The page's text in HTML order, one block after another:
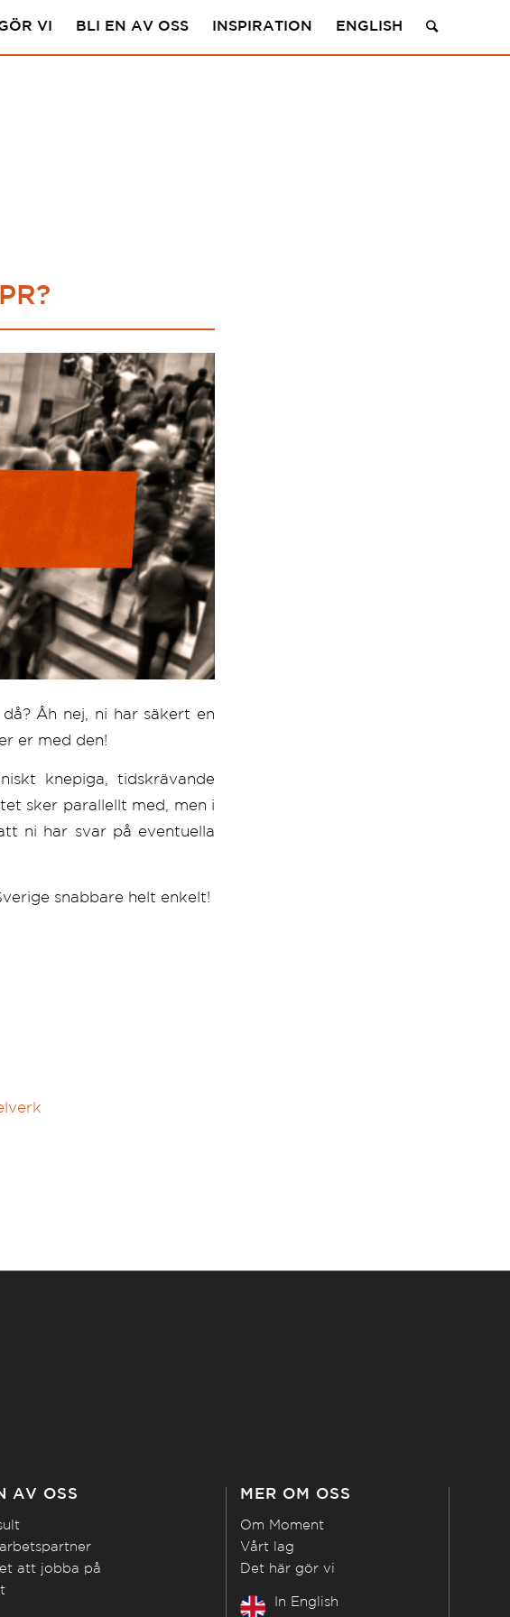
VI BLI EN AV OSS INSPIRATION ENGLISH
Åh nej, ni har säkert en
er med den!
knepiga, tidskrävande
sker parallellt med, men i
ni har svar på eventuella
snabbare helt enkelt!
AV OSS
att jobba på
MER OM OSS
Om Moment
Vårt lag
Det här gör vi
In English